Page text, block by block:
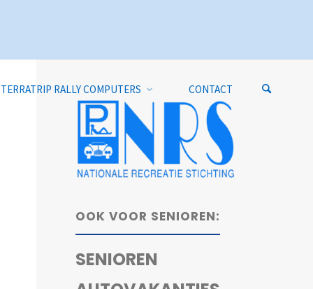
TERRATRIP RALLY COMPUTERS CONTACT
OOK VOOR SENIOREN:
SENIOREN